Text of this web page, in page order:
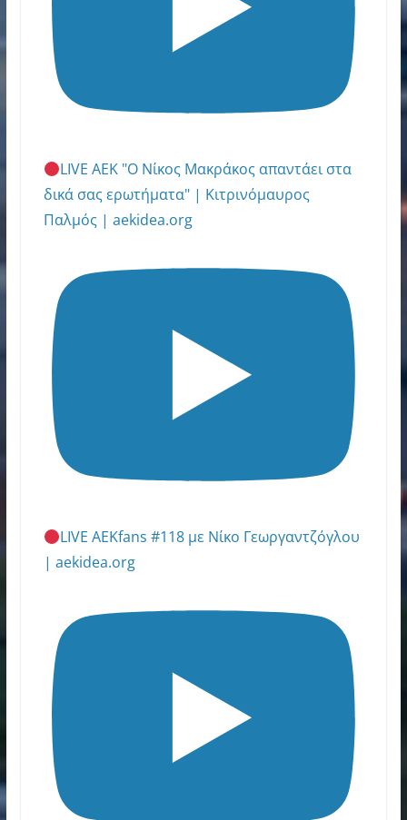
LIVE ΑΕΚ "Ο Νίκος Μακράκος απαντάει στα
δικά σας ερωτήματα" | Κιτρινόμαυρος
Παλμός | aekidea.org
LIVE AEKfans #118 με Νίκο Γεωργαντζόγλου
| aekidea.org